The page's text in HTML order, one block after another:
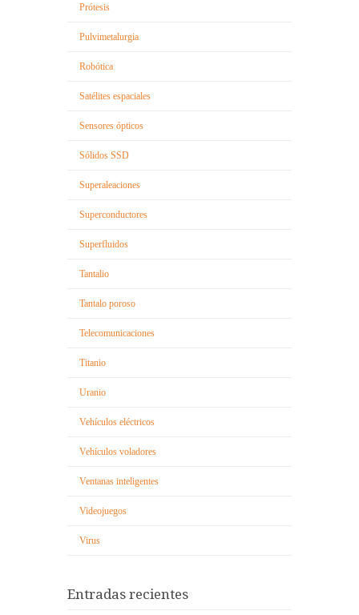
Prótesis
Pulvimetalurgia
Robótica
Satélites espaciales
Sensores ópticos
Sólidos SSD
Superaleaciones
Superconductores
Superfluidos
Tantalio
Tantalo poroso
Telecomunicaciones
Titanio
Uranio
Vehículos eléctricos
Vehículos voladores
Ventanas inteligentes
Videojuegos
Virus
Entradas recientes